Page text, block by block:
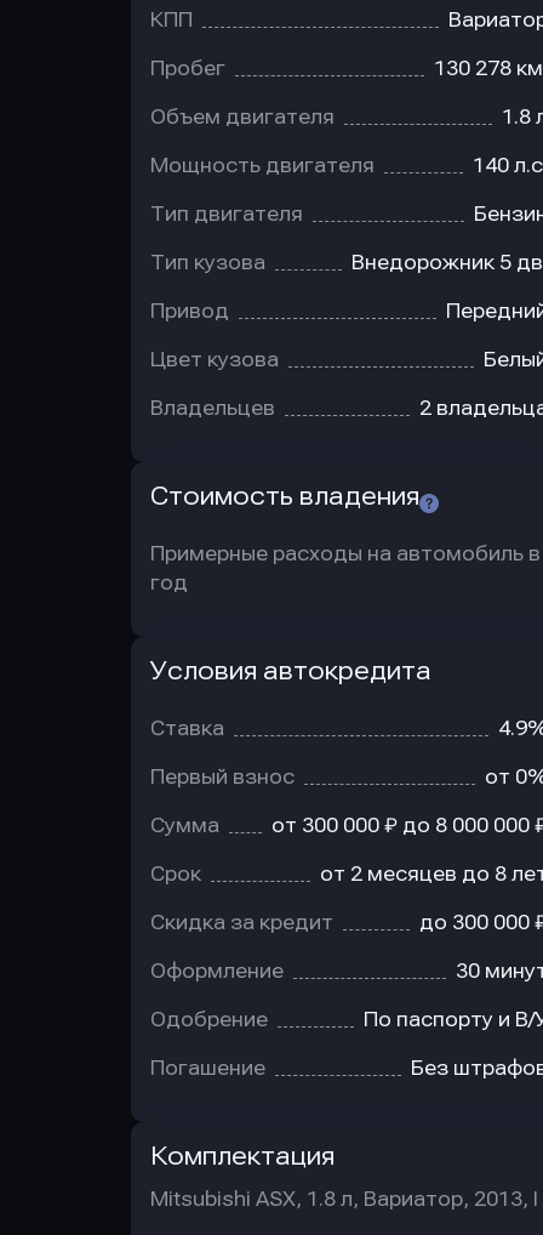
КПП
Пробег 130 278
Объем двигателя 1.8
Мощность двигателя 140
Тип двигателя
Тип кузова Внедорожник 5
Привод
Цвет кузова
Владельцев 2
Стоимость владения
Примерные расходы на автомобиль в
год
Условия автокредита
Ставка
Первый взнос от
Сумма от 300 000 ₽ до 8 000 000
Срок от 2 месяцев до 8
Скидка за кредит до 300 000
Оформление 30
Одобрение По паспорту и В/
Погашение Без
Комплектация
Mitsubishi ASX, 1.8 л, Вариатор, 2013, I